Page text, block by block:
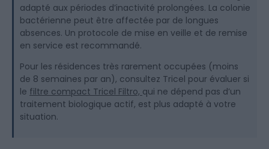
adapté aux périodes d’inactivité prolongées. La colonie
bactérienne peut être affectée par de longues
absences. Un protocole de mise en veille et de remise
en service est recommandé.
Pour les résidences très rarement occupées (moins
de 8 semaines par an), consultez Tricel pour évaluer si
le filtre compact Tricel Filtro, qui ne dépend pas d’un
traitement biologique actif, est plus adapté à votre
situation.